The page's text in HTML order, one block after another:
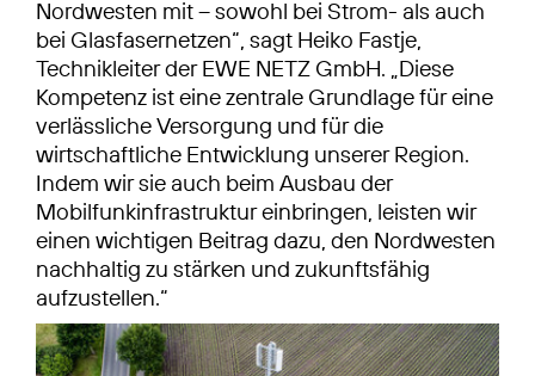
Nordwesten mit – sowohl bei Strom- als auch
bei Glasfasernetzen“, sagt Heiko Fastje,
Technikleiter der EWE NETZ GmbH. „Diese
Kompetenz ist eine zentrale Grundlage für eine
verlässliche Versorgung und für die
wirtschaftliche Entwicklung unserer Region.
Indem wir sie auch beim Ausbau der
Mobilfunkinfrastruktur einbringen, leisten wir
einen wichtigen Beitrag dazu, den Nordwesten
nachhaltig zu stärken und zukunftsfähig
aufzustellen.“